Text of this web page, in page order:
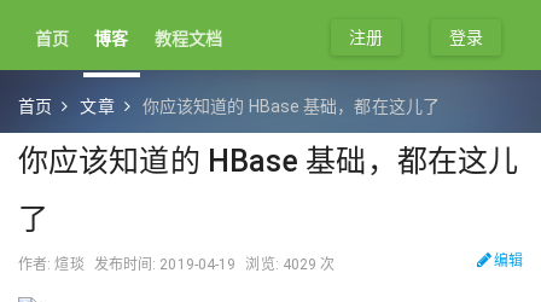
首页 博客 教程文档 登录
注册
首页 文章 ​你应该知道的 HBase 基础，都在这儿了
​你应该知道的 HBase 基础，都在这儿
了
作者: 煊琰 发布时间: 2019-04-19 浏览: 4029 次 编辑